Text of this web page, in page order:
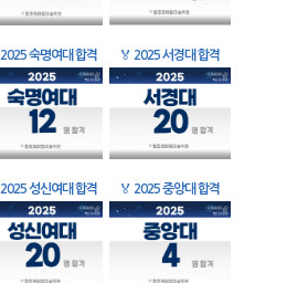
2025 숙명여대 합격 🏅 2025 서경대 합격
2025 성신여대 합격 🏅 2025 중앙대 합격